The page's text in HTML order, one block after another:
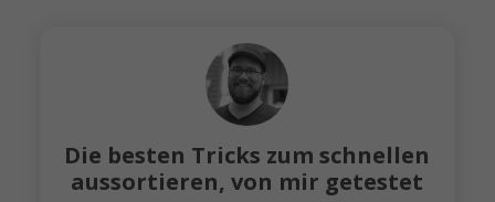
Die besten Tricks zum schnellen
aussortieren, von mir getestet